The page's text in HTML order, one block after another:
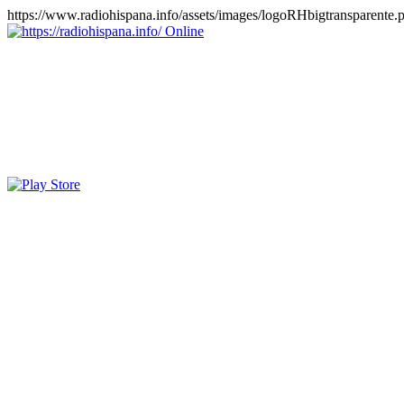
https://www.radiohispana.info/assets/images/
Online